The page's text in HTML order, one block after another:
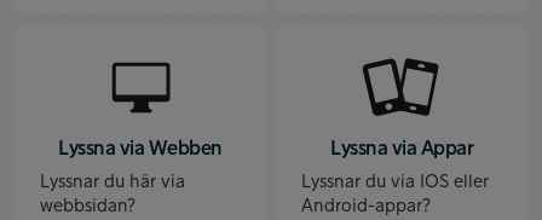
Lyssna via Webben
Lyssnar du här via
webbsidan?
Lyssna via Appar
Lyssnar du via IOS eller
Android-appar?